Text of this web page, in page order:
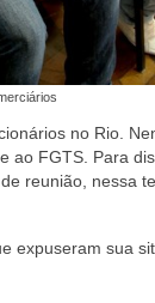
no Rio.
ao FGTS. Para
reunião, nessa
expuseram sua